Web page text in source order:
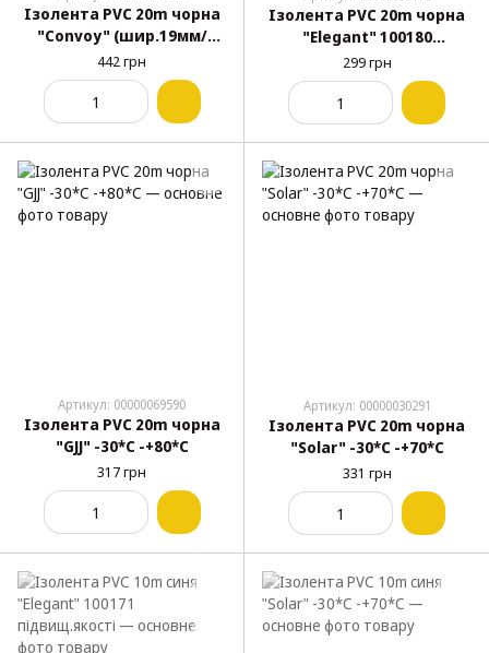
Ізолента PVC 20m чорна
"Convoy" (шир.19мм/
товщина 0,13мм)
Високотемп. Оригінал
442 грн
Ізолента PVC 20m чорна
"Elegant" 100180
підвищ.якості
299 грн
Артикул: 00000069590
Ізолента PVC 20m чорна
"GJJ" -30*С -+80*С
317 грн
Артикул: 00000030291
Ізолента PVC 20m чорна
"Solar" -30*С -+70*С
331 грн